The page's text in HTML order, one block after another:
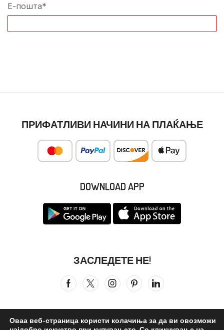
Е-пошта*
ПРИФАТЛИВИ НАЧИНИ НА ПЛАЌАЊЕ
DOWNLOAD APP
ЗАСЛЕДЕТЕ НЕ!
Оваа веб-страница користи колачиња за да ви овозможи